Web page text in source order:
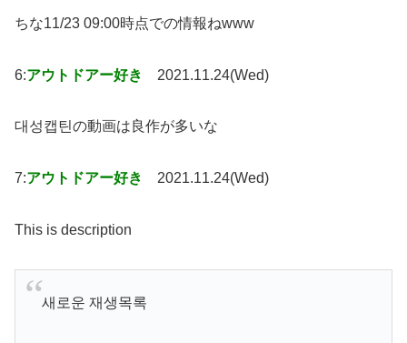
ちな11/23 09:00時点での情報ねwww
6:アウトドアー好き 2021.11.24(Wed)
대성캡틴の動画は良作が多いな
7:アウトドアー好き 2021.11.24(Wed)
This is description
새로운 재생목록